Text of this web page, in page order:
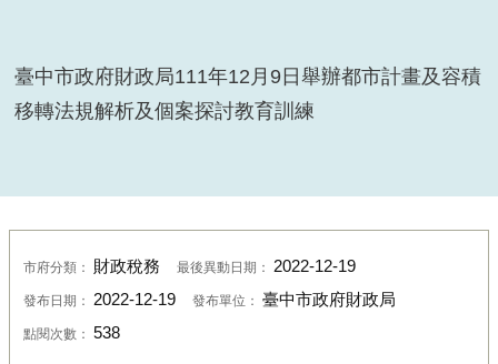
臺中市政府財政局111年12月9日舉辦都市計畫及容積
移轉法規解析及個案探討教育訓練
市府分類： 財政稅務 最後異動日期： 2022-12-19
發布日期： 2022-12-19 發布單位： 臺中市政府財政局
點閱次數： 538